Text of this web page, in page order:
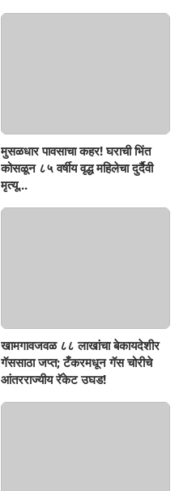
मुसळधार पावसाचा कहर! घराची भिंत
कोसळून ८५ वर्षीय वृद्ध महिलेचा दुर्दैवी
मृत्यू...
खामगावजवळ ८८ लाखांचा बेकायदेशीर
गॅससाठा जप्त; टँकरमधून गॅस चोरीचे
आंतरराज्यीय रॅकेट उघड!